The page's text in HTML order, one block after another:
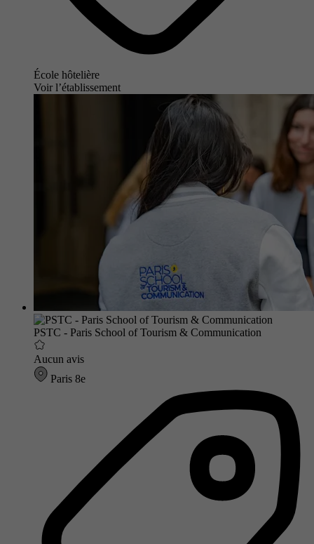
École hôtelière
Voir l’établissement
PSTC - Paris School of Tourism & Communication
Aucun avis
Paris 8e